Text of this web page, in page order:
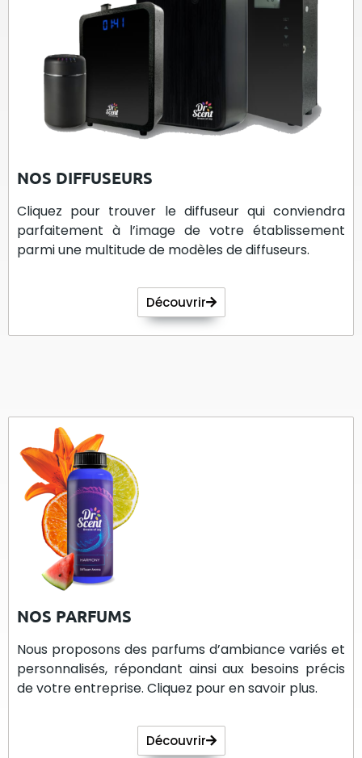
NOS DIFFUSEURS
Cliquez pour trouver le diffuseur qui conviendra
parfaitement à l’image de votre établissement
parmi une multitude de modèles de diffuseurs.
Découvrir
NOS PARFUMS
Nous proposons des parfums d’ambiance variés et
personnalisés, répondant ainsi aux besoins précis
de votre entreprise. Cliquez pour en savoir plus.
Découvrir